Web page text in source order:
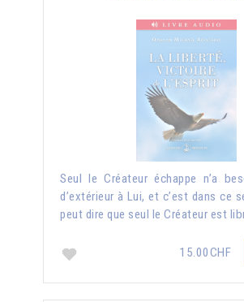
Seul le Créateur échappe n’a
d’extérieur à Lui, et c’est dans ce
peut dire que seul le Créateur est
15.00CHF